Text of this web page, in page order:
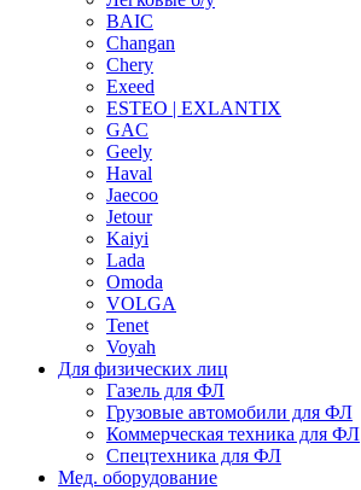
BAIC
Changan
Chery
Exeed
ESTEO | EXLANTIX
GAC
Geely
Haval
Jaecoo
Jetour
Kaiyi
Lada
Omoda
VOLGA
Tenet
Voyah
Для физических лиц
Газель для ФЛ
Грузовые автомобили для ФЛ
Коммерческая техника для ФЛ
Спецтехника для ФЛ
Мед. оборудование